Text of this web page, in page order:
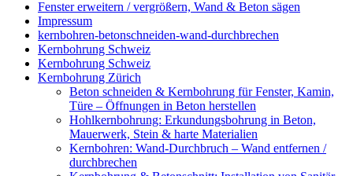
Fenster erweitern / vergrößern, Wand & Beton sägen
Impressum
kernbohren-betonschneiden-wand-durchbrechen
Kernbohrung Schweiz
Kernbohrung Schweiz
Kernbohrung Zürich
Beton schneiden & Kernbohrung für Fenster, Kamin,
Türe – Öffnungen in Beton herstellen
Hohlkernbohrung: Erkundungsbohrung in Beton,
Mauerwerk, Stein & harte Materialien
Kernbohren: Wand-Durchbruch – Wand entfernen /
durchbrechen